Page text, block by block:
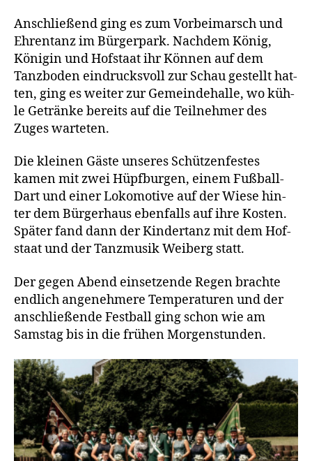
Anschlie­ßend ging es zum Vor­bei­marsch und
Ehren­tanz im Bür­ger­park. Nach­dem König,
Köni­gin und Hof­staat ihr Kön­nen auf dem
Tanz­bo­den ein­drucks­voll zur Schau gestellt hat­
ten, ging es wei­ter zur Gemein­de­hal­le, wo küh­
le Geträn­ke bereits auf die Teil­neh­mer des
Zuges warteten.
Die klei­nen Gäs­te unse­res Schüt­zen­fes­tes
kamen mit zwei Hüpf­bur­gen, einem Fuß­ball-
Dart und einer Loko­mo­ti­ve auf der Wie­se hin­
ter dem Bür­ger­haus eben­falls auf ihre Kos­ten.
Spä­ter fand dann der Kin­der­tanz mit dem Hof­
staat und der Tanz­mu­sik Wei­berg statt.
Der gegen Abend ein­set­zen­de Regen brach­te
end­lich ange­neh­me­re Tem­pe­ra­tu­ren und der
anschlie­ßen­de Fest­ball ging schon wie am
Sams­tag bis in die frü­hen Morgenstunden.